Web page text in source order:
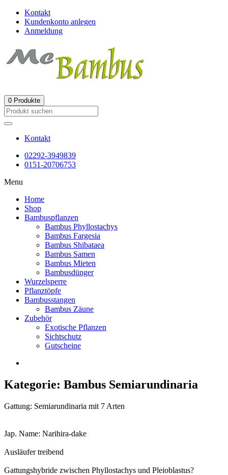
Kontakt
Kundenkonto anlegen
Anmeldung
0 Produkte
Kontakt
02292-3949839
0151-20706753
Menu
Home
Shop
Bambuspflanzen
Bambus Phyllostachys
Bambus Fargesia
Bambus Shibataea
Bambus Samen
Bambus Mieten
Bambusdünger
Wurzelsperre
Pflanztöpfe
Bambusstangen
Bambus Zäune
Zubehör
Exotische Pflanzen
Sichtschutz
Gutscheine
Kategorie: Bambus Semiarundinaria
Gattung: Semiarundinaria mit 7 Arten
Jap. Name: Narihira-dake
Ausläufer treibend
Gattungshybride zwischen Phyllostachys und Pleioblastus?